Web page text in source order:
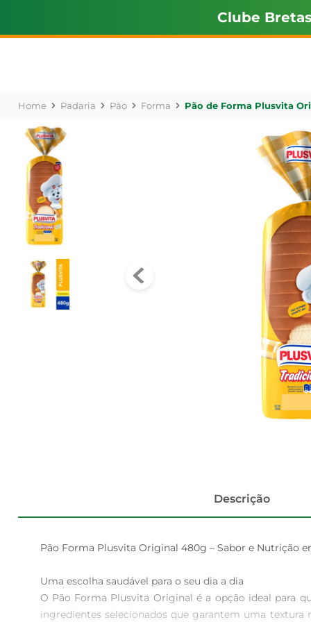
Clube Bretas
Padaria Pão Forma Pão de Forma Plusvita
Descrição
Pão Forma Plusvita Original 480g – Sabor e Nutrição
Uma escolha saudável para o seu dia a dia
O Pão Forma Plusvita Original é a opção ideal para
ingredientes selecionados que garantem uma